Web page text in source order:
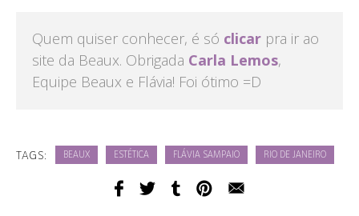
Quem quiser conhecer, é só clicar pra ir ao
site da Beaux. Obrigada Carla Lemos,
Equipe Beaux e Flávia! Foi ótimo =D
TAGS: BEAUX ESTÉTICA FLÁVIA SAMPAIO RIO DE JANEIRO